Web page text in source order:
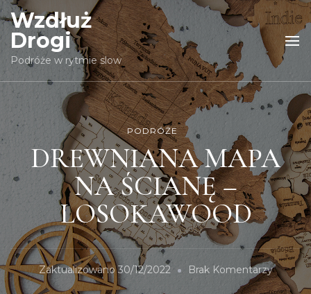
Wzdłuż
Drogi
Podróże w rytmie slow
PODRÓŻE
DREWNIANA MAPA
NA ŚCIANĘ –
LOSOKAWOOD
Zaktualizowano30/12/2022 Brak KomentarzyDo